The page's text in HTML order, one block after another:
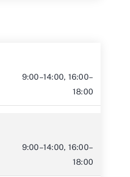
9:00–14:00, 16:00–
18:00
9:00–14:00, 16:00–
18:00